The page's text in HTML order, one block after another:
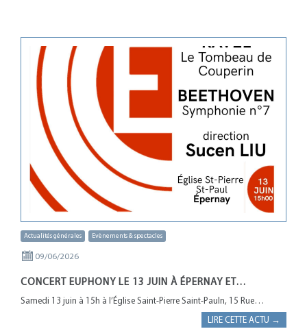
Actualités générales Evènements & spectacles
09/06/2026
CONCERT EUPHONY LE 13 JUIN À ÉPERNAY ET…
Samedi 13 juin à 15h à l’Église Saint-Pierre Saint-Pauln, 15 Rue…
LIRE CETTE ACTU →